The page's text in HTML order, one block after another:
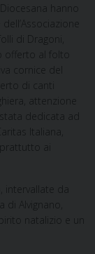
hanno
di Dragoni,
al folto
cornice del
di canti
attenzione
dedicata ad
Italiana,
ai
intervallate da
Alvignano,
natalizio e un